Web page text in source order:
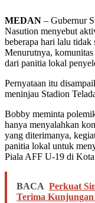
MEDAN – Gubernur
Nasution menyebut
beberapa hari lalu tidak
Menurutnya, komunitas
dari panitia lokal
Pernyataan itu
meninjau Stadion
Bobby meminta
hanya menyalahkan
yang diterimanya,
panitia lokal untuk
Piala AFF U-19 di
BACA Perkuat
Terima